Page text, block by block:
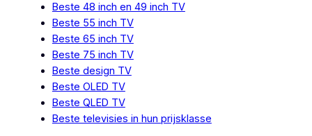
Beste 48 inch en 49 inch TV
Beste 55 inch TV
Beste 65 inch TV
Beste 75 inch TV
Beste design TV
Beste OLED TV
Beste QLED TV
Beste televisies in hun prijsklasse